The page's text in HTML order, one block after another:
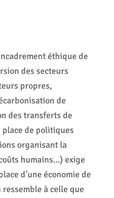
éthique de
des secteurs
propres,
de
des transferts de
place de politiques
organisant la
humains…) exige
d’une économie de
à celle que